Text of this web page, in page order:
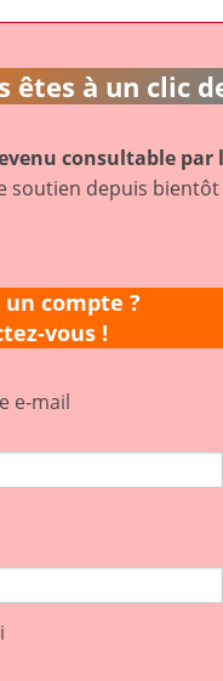
êtes à un clic
consultable
soutien depuis
un compte ?
vous !
e-mail